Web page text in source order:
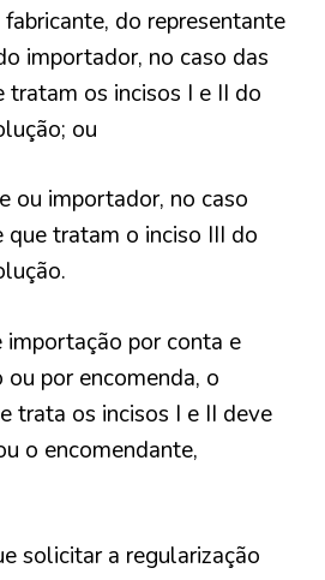
do representante
importador, no caso das
tratam os incisos I e II do
ou
ou importador, no caso
que tratam o inciso III do
importação por conta e
por encomenda, o
trata os incisos I e II deve
o encomendante,
solicitar a regularização